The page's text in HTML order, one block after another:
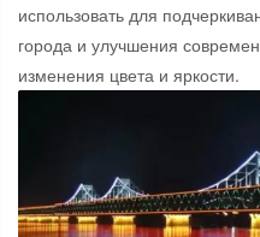
использовать для
города и улучшения
изменения цвета и яркости.